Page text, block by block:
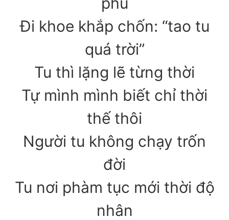
Đi khoe khắp chốn: “tao tu
quá trời”
Tu thì lặng lẽ từng thời
Tự mình mình biết chỉ thời
thế thôi
Người tu không chạy trốn
đời
Tu nơi phàm tục mới thời độ
nhân